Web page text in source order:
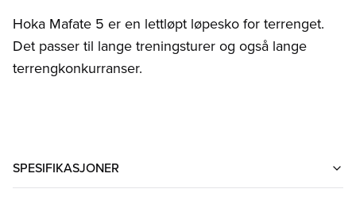
Hoka Mafate 5 er en lettløpt løpesko for terrenget.
Det passer til lange treningsturer og også lange
terrengkonkurranser.
SPESIFIKASJONER